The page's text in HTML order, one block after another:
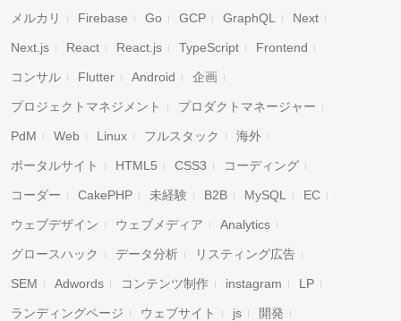
メルカリ Firebase Go GCP GraphQL Next
Next.js React React.js TypeScript Frontend
コンサル Flutter Android 企画
プロジェクトマネジメント プロダクトマネージャー
PdM Web Linux フルスタック 海外
ポータルサイト HTML5 CSS3 コーディング
コーダー CakePHP 未経験 B2B MySQL EC
ウェブデザイン ウェブメディア Analytics
グロースハック データ分析 リスティング広告
SEM Adwords コンテンツ制作 instagram LP
ランディングページ ウェブサイト js 開発